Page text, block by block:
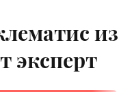
из
эксперт